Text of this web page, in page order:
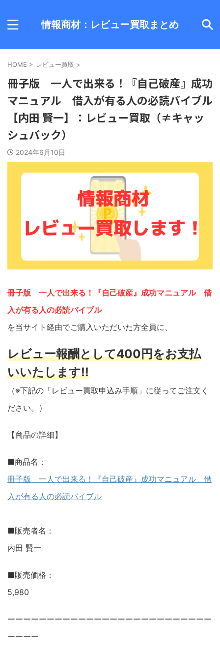
情報商材：レビュー買取まとめ
HOME > レビュー買取 >
冊子版 一人で出来る！『自己破産』成功
マニュアル 借入が有る人の必読バイブル
【内田 賢一】：レビュー買取（≠キャッ
シュバック）
2024年6月10日
冊子版 一人で出来る！『自己破産』成功マニュアル 借
入が有る人の必読バイブル
を当サイト経由でご購入いただいた方全員に、
レビュー報酬として400円をお支払
いいたします!!
（※下記の「レビュー買取申込み手順」に従ってご注文く
ださい。）
【商品の詳細】
■商品名：
冊子版 一人で出来る！『自己破産』成功マニュアル 借
入が有る人の必読バイブル
■販売者名：
内田 賢一
■販売価格：
5,980
ーーーーーーーーーーーーーーーーーーーーーーーーーー
ーーーー